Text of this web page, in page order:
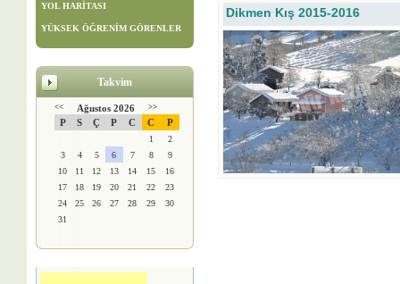
YOL HARİTASI
YÜKSEK ÖĞRENİM GÖRENLER
Takvim
<< Ağustos 2026 >>
P S Ç P C C P
1
2
3
4 5 6 7 8
9
10
11 12 13 14 15
16
17
18 19 20 21 22
23
24
25 26 27 28 29
30
31
Dikmen Kış 2015-2016